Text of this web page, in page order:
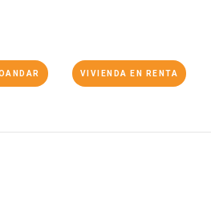
VIVIENDA EN RENTA